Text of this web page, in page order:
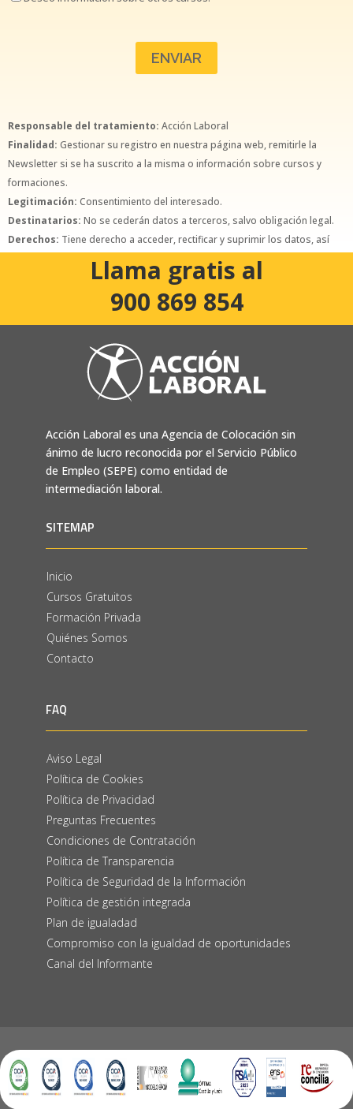
Responsable del tratamiento: Acción Laboral
Finalidad: Gestionar su registro en nuestra página web, remitirle la
Newsletter si se ha suscrito a la misma o información sobre cursos y
formaciones.
Legitimación: Consentimiento del interesado.
Destinatarios: No se cederán datos a terceros, salvo obligación legal.
Derechos: Tiene derecho a acceder, rectificar y suprimir los datos, así
como otros derechos, como se explica en la política de privacidad.
Llama gratis al
900 869 854
Acción Laboral es una Agencia de Colocación sin
ánimo de lucro reconocida por el Servicio Público
de Empleo (SEPE) como entidad de
intermediación laboral.
SITEMAP
Inicio
Cursos Gratuitos
Formación Privada
Quiénes Somos
Contacto
FAQ
Aviso Legal
Política de Cookies
Política de Privacidad
Preguntas Frecuentes
Condiciones de Contratación
Política de Transparencia
Política de Seguridad de la Información
Política de gestión integrada
Plan de igualadad
Compromiso con la igualdad de oportunidades
Canal del Informante